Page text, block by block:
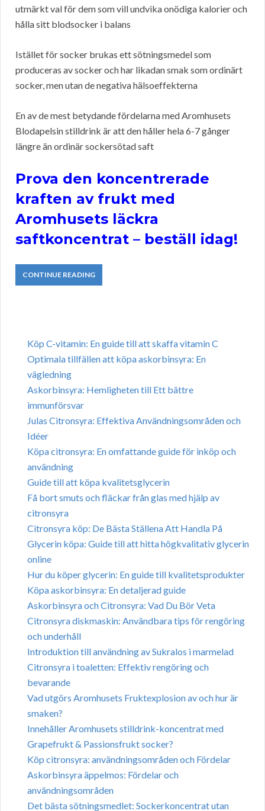
utmärkt val för dem som vill undvika onödiga kalorier och
hålla sitt blodsocker i balans
Istället för socker brukas ett sötningsmedel som
produceras av socker och har likadan smak som ordinärt
socker, men utan de negativa hälsoeffekterna
En av de mest betydande fördelarna med Aromhusets
Blodapelsin stilldrink är att den håller hela 6-7 gånger
längre än ordinär sockersötad saft
Prova den koncentrerade
kraften av frukt med
Aromhusets läckra
saftkoncentrat – beställ idag!
CONTINUE READING
Köp C-vitamin: En guide till att skaffa vitamin C
Optimala tillfällen att köpa askorbinsyra: En
vägledning
Askorbinsyra: Hemligheten till Ett bättre
immunförsvar
Julas Citronsyra: Effektiva Användningsområden och
Idéer
Köpa citronsyra: En omfattande guide för inköp och
användning
Guide till att köpa kvalitetsglycerin
Få bort smuts och fläckar från glas med hjälp av
citronsyra
Citronsyra köp: De Bästa Ställena Att Handla På
Glycerin köpa: Guide till att hitta högkvalitativ glycerin
online
Hur du köper glycerin: En guide till kvalitetsprodukter
Köpa askorbinsyra: En detaljerad guide
Askorbinsyra och Citronsyra: Vad Du Bör Veta
Citronsyra diskmaskin: Användbara tips för rengöring
och underhåll
Introduktion till användning av Sukralos i marmelad
Citronsyra i toaletten: Effektiv rengöring och
bevarande
Vad utgörs Aromhusets Fruktexplosion av och hur är
smaken?
Innehåller Aromhusets stilldrink-koncentrat med
Grapefrukt & Passionsfrukt socker?
Köp citronsyra: användningsområden och Fördelar
Askorbinsyra äppelmos: Fördelar och
användningsområden
Det bästa sötningsmedlet: Sockerkoncentrat utan